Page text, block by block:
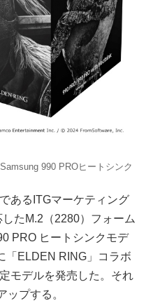
990 PROヒートシンク
あるITGマーケティング
たM.2（2280）フォーム
PRO ヒートシンクモデ
「ELDEN RING」コラボ
モデルを発売した。それ
ップする。